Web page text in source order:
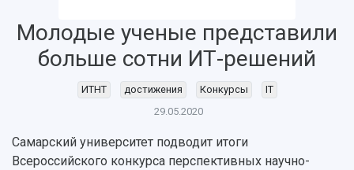
Молодые ученые представили
больше сотни ИТ-решений
ИТНТ достижения Конкурсы
IT
29.05.2020
Самарский университет подводит итоги
Всероссийского конкурса перспективных научно-